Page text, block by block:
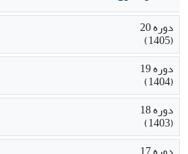
دوره 20
(1405)
دوره 19
(1404)
دوره 18
(1403)